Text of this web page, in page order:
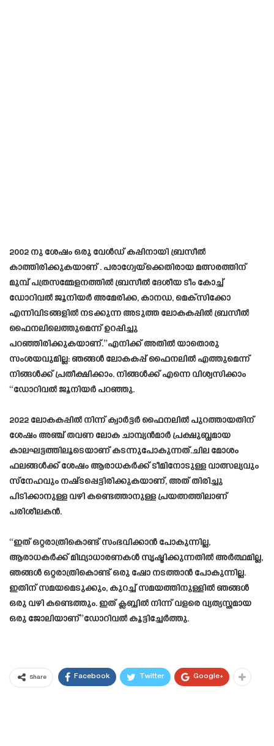
2002 നു ശേഷം ഒരു വേൾഡ് കപ്പിനായി ബ്രസീൽ
കാത്തിരിക്കുകയാണ് . പരാഗ്വേയ്‌ക്കെതിരായ മത്സരത്തിന്
മുമ്പ് പത്രസമ്മേളനത്തിൽ ബ്രസീൽ ദേശീയ ടീം കോച്ച്
ഡോറിവൽ ജൂനിയർ അമേരിക്ക, കാനഡ, മെക്‌സിക്കോ
എന്നിവിടങ്ങളിൽ നടക്കുന്ന അടുത്ത ലോകകപ്പിൽ ബ്രസീൽ
ഫൈനലിലെത്തുമെന്ന് ഉറപ്പിച്ചു
പറഞ്ഞിരിക്കുകയാണ്.”എനിക്ക് അതിൽ യാതൊരു
സംശയവുമില്ല: ഞങ്ങൾ ലോകകപ്പ് ഫൈനലിൽ എത്തുമെന്ന്
നിങ്ങൾക്ക് പ്രതീക്ഷിക്കാം. നിങ്ങൾക്ക് എന്നെ വിശ്വസിക്കാം
“ഡോറിവൽ ജൂനിയർ പറഞ്ഞു.
2022 ലോകകപ്പിൽ നിന്ന് ക്വാർട്ടർ ഫൈനലിൽ പുറത്തായതിന്
ശേഷം അഞ്ച് തവണ ലോക ചാമ്പ്യൻമാർ പ്രക്ഷുബ്ധമായ
കാലഘട്ടത്തിലൂടെയാണ് കടന്നുപോകുന്നത്.ചില മോശം
ഫലങ്ങൾക്ക് ശേഷം ആരാധകർക്ക് ടീമിനോടുള്ള വാത്സല്യവും
സ്നേഹവും നഷ്‌ടപ്പെട്ടിരിക്കുകയാണ്, അത് തിരിച്ചു
പിടിക്കാനുള്ള വഴി കണ്ടെത്താനുള്ള പ്രയത്നത്തിലാണ്
പരിശീലകൻ.
“ഇത് ഒറ്റരാത്രികൊണ്ട് സംഭവിക്കാൻ പോകുന്നില്ല,
ആരാധകർക്ക് മിഥ്യാധാരണകൾ സൃഷ്ടിക്കുന്നതിൽ അർത്ഥമില്ല,
ഞങ്ങൾ ഒറ്റരാത്രികൊണ്ട് ഒരു ഷോ നടത്താൻ പോകുന്നില്ല.
ഇതിന് സമയമെടുക്കും, കുറച്ച് സമയത്തിനുള്ളിൽ ഞങ്ങൾ
ഒരു വഴി കണ്ടെത്തും. ഇത് ക്ലബ്ബിൽ നിന്ന് വളരെ വ്യത്യസ്തമായ
ഒരു ജോലിയാണ്”ഡോറിവൽ കൂട്ടിച്ചേർത്തു.
Share Facebook Twitter Google+